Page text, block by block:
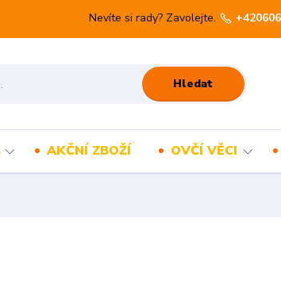
Hledat
Nevíte si rady? Zavolejte.
AKČNÍ ZBOŽÍ OVČÍ VĚCI